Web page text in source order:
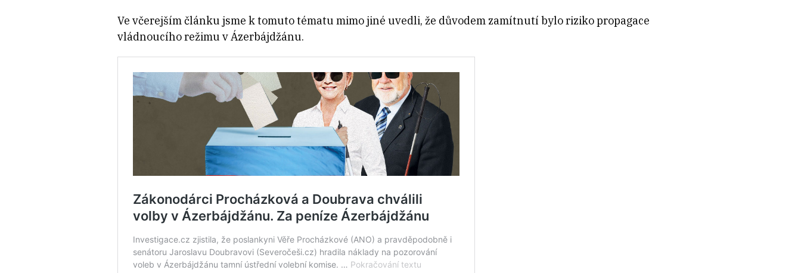
Ve včerejším článku jsme k tomuto tématu mimo jiné uvedli, že důvodem zamítnutí bylo riziko propagace
vládnoucího režimu v Ázerbájdžánu.